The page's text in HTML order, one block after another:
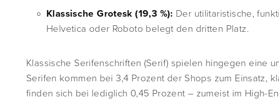
Klassische Grotesk (19,3 %): Der utilitaristische,
Helvetica oder Roboto belegt den dritten Platz.
Klassische Serifenschriften (Serif) spielen hingegen eine
Serifen kommen bei 3,4 Prozent der Shops zum Einsatz,
finden sich bei lediglich 0,45 Prozent – zumeist im High-